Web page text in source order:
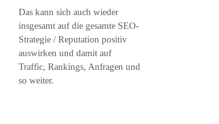
Das kann sich auch wieder
insgesamt auf die gesamte SEO-
Strategie / Reputation positiv
auswirken und damit auf
Traffic, Rankings, Anfragen und
so weiter.